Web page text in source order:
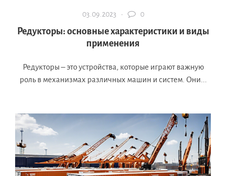
03.09.2023 · 0
Редукторы: основные характеристики и виды
применения
Редукторы – это устройства, которые играют важную
роль в механизмах различных машин и систем. Они...